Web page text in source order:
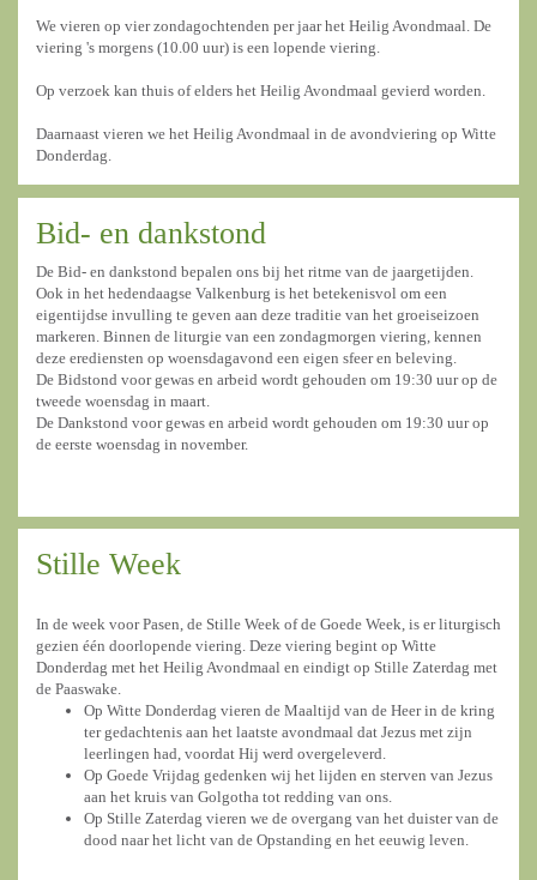
We vieren op vier zondagochtenden per jaar het Heilig Avondmaal. De
viering 's morgens (10.00 uur) is een lopende viering.
Op verzoek kan thuis of elders het Heilig Avondmaal gevierd worden.
Daarnaast vieren we het Heilig Avondmaal in de avondviering op Witte
Donderdag.
Bid- en dankstond
De Bid- en dankstond bepalen ons bij het ritme van de jaargetijden.
Ook in het hedendaagse Valkenburg is het betekenisvol om een
eigentijdse invulling te geven aan deze traditie van het groeiseizoen
markeren. Binnen de liturgie van een zondagmorgen viering, kennen
deze erediensten op woensdagavond een eigen sfeer en beleving.
De Bidstond voor gewas en arbeid wordt gehouden om 19:30 uur op de
tweede woensdag in maart.
De Dankstond voor gewas en arbeid wordt gehouden om 19:30 uur op
de eerste woensdag in november.
Stille Week
In de week voor Pasen, de Stille Week of de Goede Week, is er liturgisch
gezien één doorlopende viering. Deze viering begint op Witte
Donderdag met het Heilig Avondmaal en eindigt op Stille Zaterdag met
de Paaswake.
Op Witte Donderdag vieren de Maaltijd van de Heer in de kring
ter gedachtenis aan het laatste avondmaal dat Jezus met zijn
leerlingen had, voordat Hij werd overgeleverd.
Op Goede Vrijdag gedenken wij het lijden en sterven van Jezus
aan het kruis van Golgotha tot redding van ons.
Op Stille Zaterdag vieren we de overgang van het duister van de
dood naar het licht van de Opstanding en het eeuwig leven.